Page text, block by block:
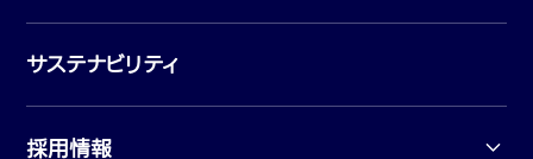
サステナビリティ
採用情報